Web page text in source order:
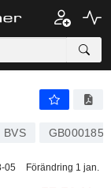
BVS
05 Förändring 1 jan.